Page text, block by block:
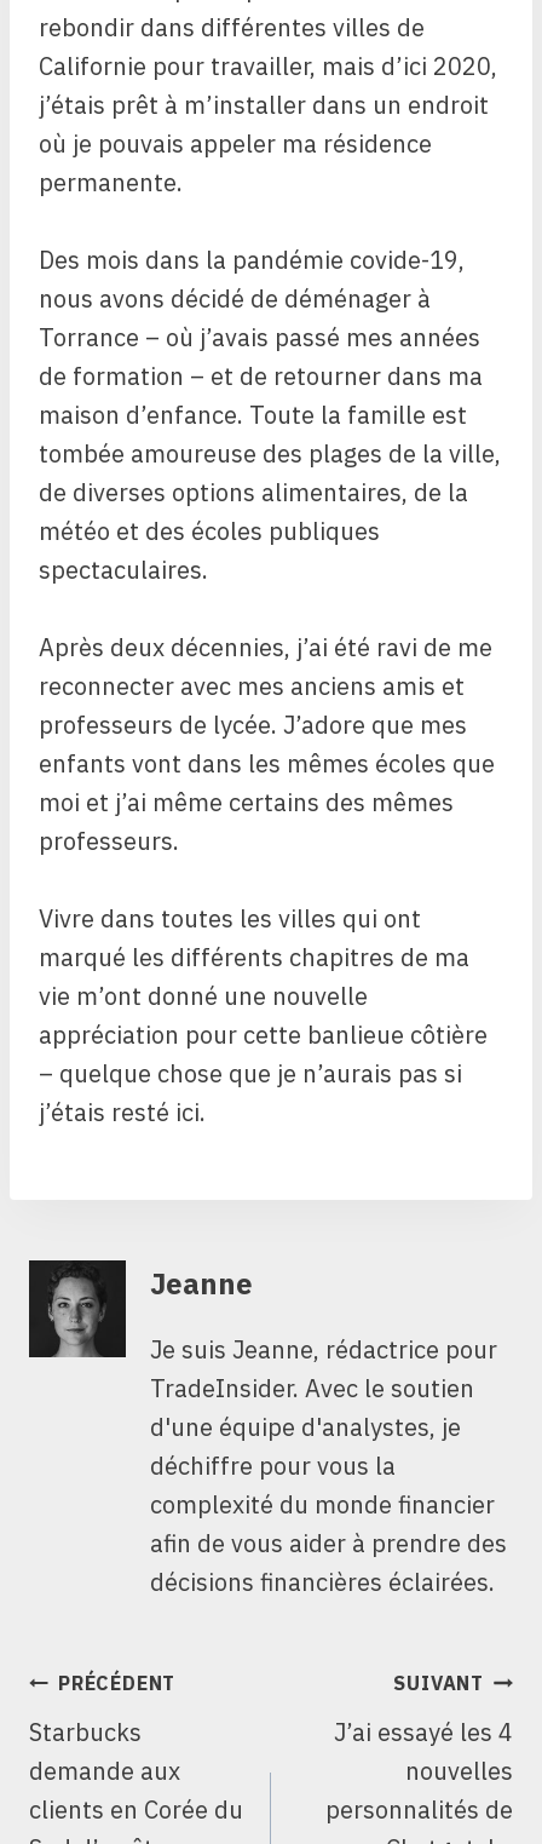
rebondir dans différentes villes de
Californie pour travailler, mais d’ici 2020,
j’étais prêt à m’installer dans un endroit
où je pouvais appeler ma résidence
permanente.
Des mois dans la pandémie covide-19,
nous avons décidé de déménager à
Torrance – où j’avais passé mes années
de formation – et de retourner dans ma
maison d’enfance. Toute la famille est
tombée amoureuse des plages de la ville,
de diverses options alimentaires, de la
météo et des écoles publiques
spectaculaires.
Après deux décennies, j’ai été ravi de me
reconnecter avec mes anciens amis et
professeurs de lycée. J’adore que mes
enfants vont dans les mêmes écoles que
moi et j’ai même certains des mêmes
professeurs.
Vivre dans toutes les villes qui ont
marqué les différents chapitres de ma
vie m’ont donné une nouvelle
appréciation pour cette banlieue côtière
– quelque chose que je n’aurais pas si
j’étais resté ici.
Jeanne
Je suis Jeanne, rédactrice pour
TradeInsider. Avec le soutien
d'une équipe d'analystes, je
déchiffre pour vous la
complexité du monde financier
afin de vous aider à prendre des
décisions financières éclairées.
NAVIGATION
L’ARTICLE
PRÉCÉDENT
Starbucks
demande aux
clients en Corée du
SUIVANT
J’ai essayé les 4
nouvelles
personnalités de